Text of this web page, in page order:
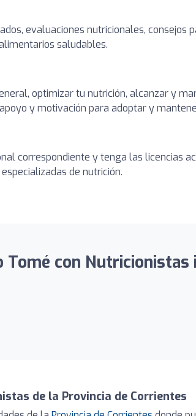
evaluaciones nutricionales, consejos
saludables.
optimizar tu nutrición, alcanzar y
y motivación para adoptar y
correspondiente y tenga las licencias
de nutrición.
Tomé con
de la Provincia de Corrientes